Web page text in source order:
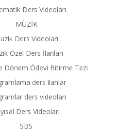
Ders Videoları
MÜZİK
Ders Videoları
Özel Ders İlanları
Dönem Ödevi Bitirme Tezi
ders ilanlar
ders videoları
Ders Videoları
SBS